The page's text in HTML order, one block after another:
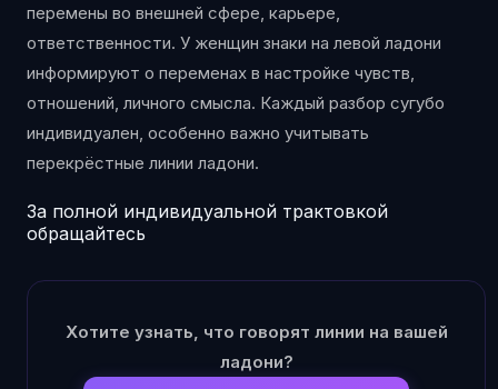
перемены во внешней сфере, карьере,
ответственности. У женщин знаки на левой ладони
информируют о переменах в настройке чувств,
отношений, личного смысла. Каждый разбор сугубо
индивидуален, особенно важно учитывать
перекрёстные линии ладони.
За полной индивидуальной трактовкой
обращайтесь
Хотите узнать, что говорят линии на вашей
ладони?